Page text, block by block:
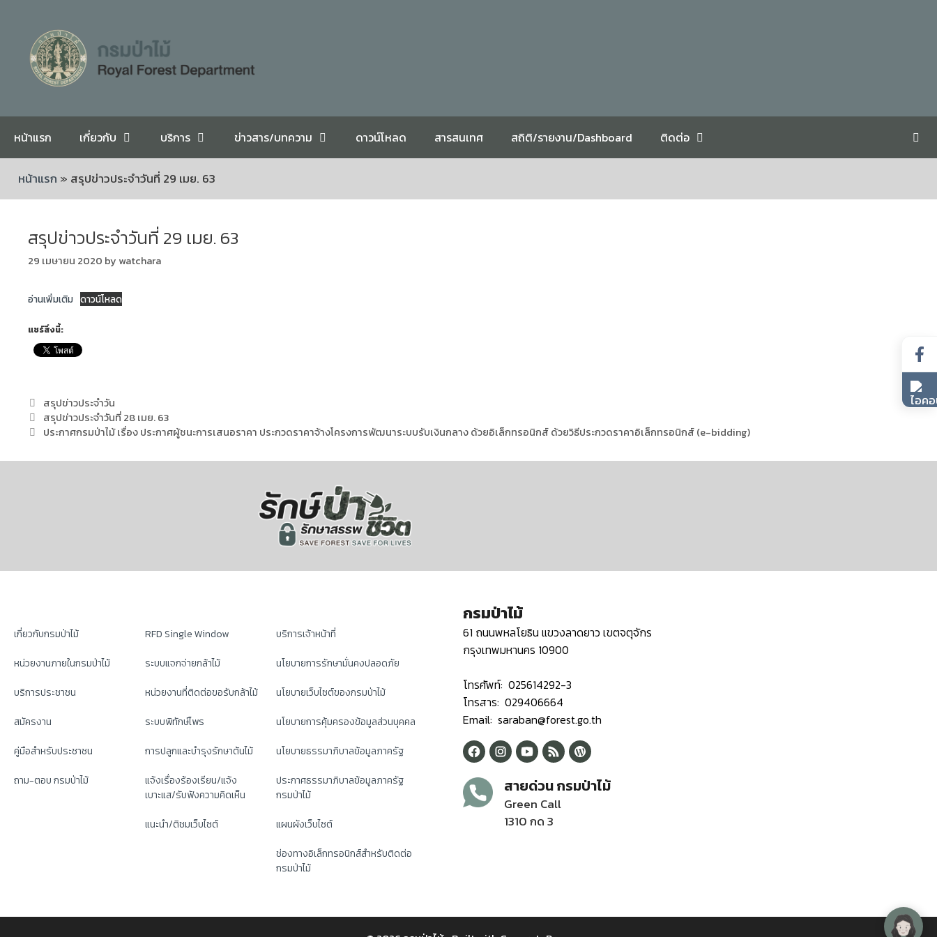
หน้าแรก เกี่ยวกับ บริการ ข่าวสาร/บทความ ดาวน์โหลด สารสนเทศ สถิติ/รายงาน/Dashboard ติดต่อ
หน้าแรก » สรุปข่าวประจำวันที่ 29 เมย. 63
สรุปข่าวประจำวันที่ 29 เมย. 63
29 เมษายน 2020 by watchara
อ่านเพิ่มเติม ดาวน์โหลด
แชร์สิ่งนี้:
สรุปข่าวประจำวัน
สรุปข่าวประจำวันที่ 28 เมย. 63
ประกาศกรมป่าไม้ เรื่อง ประกาศผู้ชนะการเสนอราคา ประกวดราคาจ้างโครงการพัฒนาระบบรับเงินกลาง ด้วยอิเล็กทรอนิกส์ ด้วยวิธีประกวดราคาอิเล็กทรอนิกส์ (e-bidding)
เกี่ยวกับกรมป่าไม้
หน่วยงานภายในกรมป่าไม้
บริการประชาชน
สมัครงาน
คู่มือสำหรับประชาชน
ถาม-ตอบ กรมป่าไม้
RFD Single Window
ระบบแจกจ่ายกล้าไม้
หน่วยงานที่ติดต่อขอรับกล้าไม้
ระบบพิทักษ์ไพร
การปลูกและบำรุงรักษาต้นไม้
แจ้งเรื่องร้องเรียน/แจ้ง
เบาะแส/รับฟังความคิดเห็น
แนะนำ/ติชมเว็บไซต์
บริการเจ้าหน้าที่
นโยบายการรักษามั่นคงปลอดภัย
นโยบายเว็บไซต์ของกรมป่าไม้
นโยบายการคุ้มครองข้อมูลส่วนบุคคล
นโยบายธรรมาภิบาลข้อมูลภาครัฐ
ประกาศธรรมาภิบาลข้อมูลภาครัฐ
กรมป่าไม้
แผนผังเว็บไซต์
ช่องทางอิเล็กทรอนิกส์สำหรับติดต่อ
กรมป่าไม้
กรมป่าไม้
61 ถนนพหลโยธิน แขวงลาดยาว เขตจตุจักร
กรุงเทพมหานคร 10900
โทรศัพท์: 025614292-3
โทรสาร: 029406664
Email: saraban@forest.go.th
สายด่วน กรมป่าไม้
Green Call
1310 กด 3